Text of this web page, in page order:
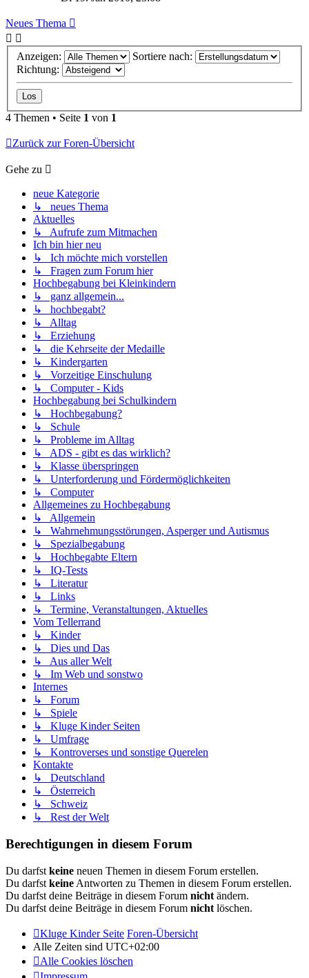
Neues Thema
Anzeigen:
Sortiere nach:
Richtung:
4 Themen • Seite 1 von 1
Zurück zur Foren-Übersicht
Gehe zu
neue Kategorie
↳ neues Thema
Aktuelles
↳ Aufrufe zum Mitmachen
Ich bin hier neu
↳ Ich möchte mich vorstellen
↳ Fragen zum Forum hier
Hochbegabung bei Kleinkindern
↳ ganz allgemein...
↳ hochbegabt?
↳ Alltag
↳ Erziehung
↳ die Kehrseite der Medaille
↳ Kindergarten
↳ Vorzeitige Einschulung
↳ Computer - Kids
Hochbegabung bei Schulkindern
↳ Hochbegabung?
↳ Schule
↳ Probleme im Alltag
↳ ADS - gibt es das wirklich?
↳ Klasse überspringen
↳ Unterforderung und Fördermöglichkeiten
↳ Computer
Allgemeines zu Hochbegabung
↳ Allgemein
↳ Wahrnehmungsstörungen, Asperger und Autismus
↳ Spezialbegabung
↳ Hochbegabte Eltern
↳ IQ-Tests
↳ Literatur
↳ Links
↳ Termine, Veranstaltungen, Aktuelles
Vom Tellerrand
↳ Kinder
↳ Dies und Das
↳ Aus aller Welt
↳ Im Web und sonstwo
Internes
↳ Forum
↳ Spiele
↳ Kluge Kinder Seiten
↳ Umfrage
↳ Kontroverses und sonstige Querelen
Kontakte
↳ Deutschland
↳ Österreich
↳ Schweiz
↳ Rest der Welt
Berechtigungen in diesem Forum
Du darfst keine neuen Themen in diesem Forum erstellen.
Du darfst keine Antworten zu Themen in diesem Forum erstellen.
Du darfst deine Beiträge in diesem Forum nicht ändern.
Du darfst deine Beiträge in diesem Forum nicht löschen.
Kluge Kinder Seite Foren-Übersicht
Alle Zeiten sind UTC+02:00
Alle Cookies löschen